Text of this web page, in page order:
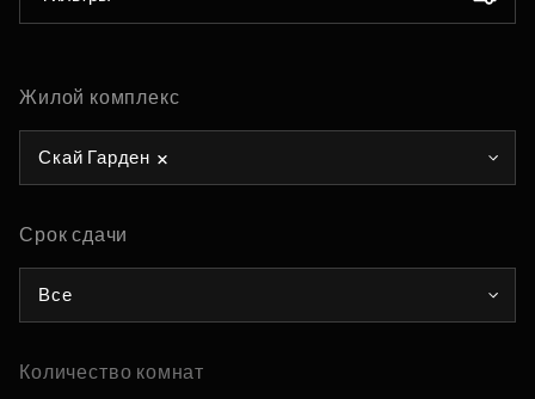
Жилой комплекс
Скай Гарден
Срок сдачи
Все
Количество комнат